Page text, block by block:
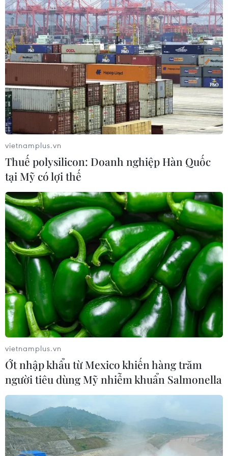
Hà Nội quyết liệt xử lý các "điểm
nghẽn" úng ngập, môi trường đô thị
07/08/2026 06:51
Kiểm soát rác thải từ nguồn - Giải
pháp bảo vệ kênh rạch TP Hồ Chí
Minh trong mùa mưa
07/08/2026 04:47
Miền Bắc giảm mưa từ đêm
nay, cuối tuần chuyển nắng nóng
07/08/2026 04:41
Xuất hiện áp thấp nhiệt đới trên khu
vực vịnh Bắc Bộ
07/08/2026 03:54
Lào Cai khẩn trương tìm kiếm 2
người mất tích do mưa lũ
Khẩn trương phân luồng giao thông
sau vụ sạt lở trên tuyến ĐT161 ở Lào
Cai
07/08/2026 02:37
vietnamplus.vn
Thuế polysilicon: Doanh nghiệp Hàn Quốc
tại Mỹ có lợi thế
vietnamplus.vn
Ớt nhập khẩu từ Mexico khiến hàng trăm
người tiêu dùng Mỹ nhiễm khuẩn Salmonella